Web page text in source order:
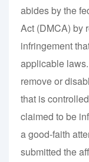
abides by the
Act (DMCA) by
infringement
applicable
remove or
that is
claimed to be
a good-faith
submitted the